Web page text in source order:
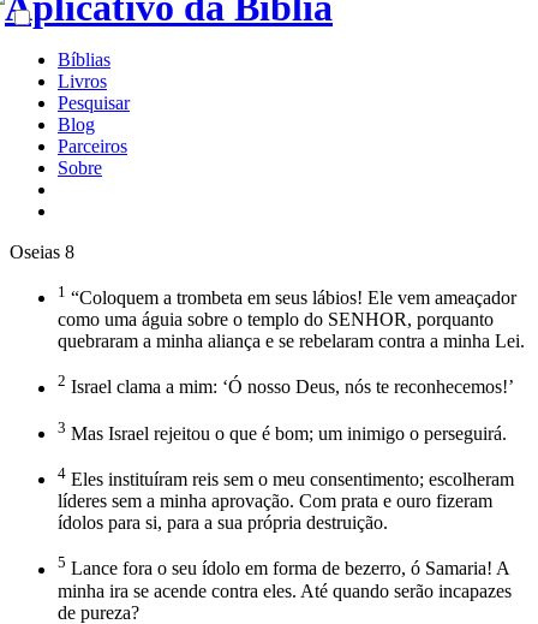
Bíblias
Livros
Pesquisar
Blog
Parceiros
Sobre
Oseias 8
1 “Coloquem a trombeta em seus lábios! Ele vem ameaçador
como uma águia sobre o templo do SENHOR, porquanto
quebraram a minha aliança e se rebelaram contra a minha Lei.
2 Israel clama a mim: ‘Ó nosso Deus, nós te reconhecemos!’
3 Mas Israel rejeitou o que é bom; um inimigo o perseguirá.
4 Eles instituíram reis sem o meu consentimento; escolheram
líderes sem a minha aprovação. Com prata e ouro fizeram
ídolos para si, para a sua própria destruição.
5 Lance fora o seu ídolo em forma de bezerro, ó Samaria! A
minha ira se acende contra eles. Até quando serão incapazes
de pureza?